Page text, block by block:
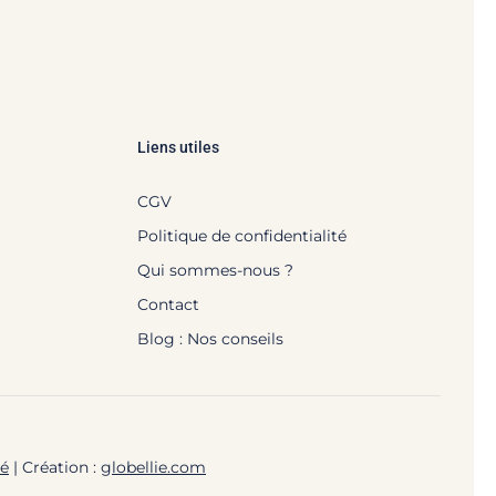
Liens utiles
CGV
Politique de confidentialité
Qui sommes-nous ?
Contact
Blog : Nos conseils
| Création : globellie.com